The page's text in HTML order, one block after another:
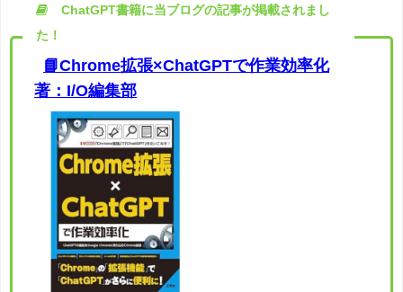
ChatGPT書籍に当ブログの記事が掲載されまし
た！
📘Chrome拡張×ChatGPTで作業効率化
著：I/O編集部